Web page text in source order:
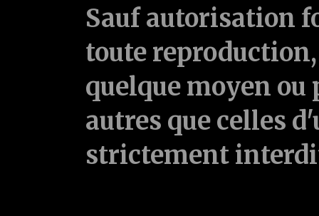
Sauf autorisation
toute
quelque moyen ou
autres que celles
strictement